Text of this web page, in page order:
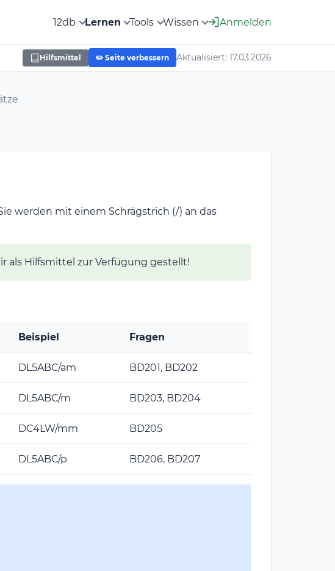
12db Lernen Tools Wissen Anmelden
Hilfsmittel ✏️ Seite verbessern Aktualisiert: 17.03.2026
werden mit einem Schrägstrich (/) an das
als Hilfsmittel zur Verfügung gestellt!
Beispiel Fragen
DL5ABC/am BD201, BD202
DL5ABC/m BD203, BD204
DC4LW/mm BD205
DL5ABC/p BD206, BD207